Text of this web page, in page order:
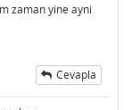
zaman yine ayni
Cevapla